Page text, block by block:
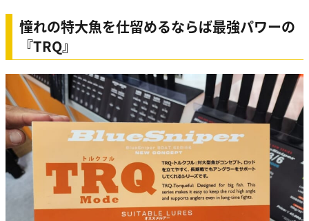
憧れの特大魚を仕留めるならば最強パワーの
『TRQ』